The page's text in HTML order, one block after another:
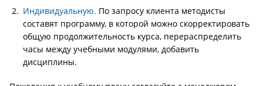
Индивидуальную. По запросу клиента методисты
составят программу, в которой можно скорректировать
общую продолжительность курса, перераспределить
часы между учебными модулями, добавить
дисциплины.